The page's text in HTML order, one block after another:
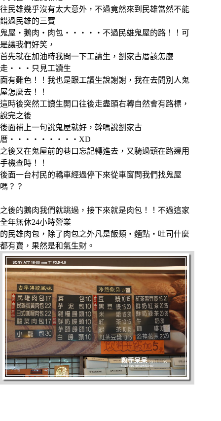
往民雄幾乎沒有太大意外，不過竟然來到民雄當然不能
錯過民雄的三寶
鬼屋‧鵝肉‧肉包‧‧‧‧‧不過民雄鬼屋的路！！可
是讓我們好笑，
首先就在加油時我問一下工讀生，劉家古厝該怎麼
走‧‧‧只見工讀生
面有難色！！我也是跟工讀生說謝謝，我在去問別人鬼
屋怎麼去！！
這時後突然工讀生開口往後走盡頭右轉自然會有路標，
說完之後
後面補上一句說鬼屋就好，幹嗎說劉家古
厝‧‧‧‧‧‧‧‧‧XD
之後又在鬼屋前的巷口忘記轉進去，又騎過頭在路邊用
手機查時！！
後面一台村民的轎車經過停下來從車窗問我們找鬼屋
嗎？？
之後的鵝肉我們就跳過，接下來就是肉包！！不過這家
全年無休24小時營業
的民雄肉包，除了肉包之外凡是飯類‧麵點‧吐司什麼
都有賣，果然是和氣生財。